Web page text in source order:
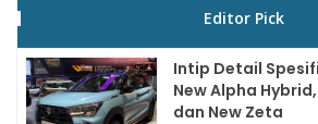
Editor Pick
Intip Detail
New Alpha
dan New Zeta